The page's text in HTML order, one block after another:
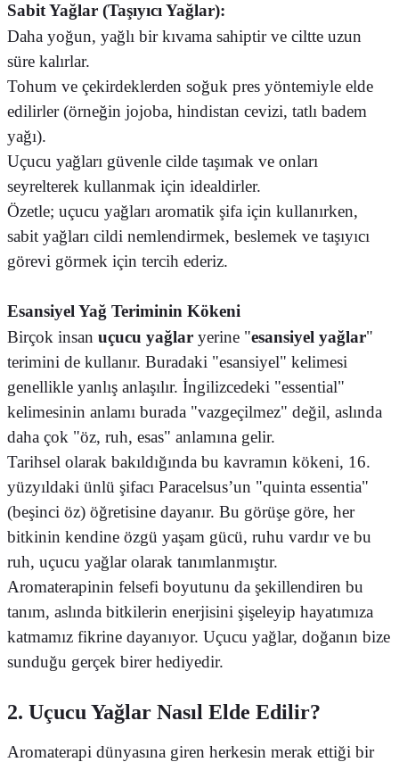
Sabit Yağlar (Taşıyıcı Yağlar):
Daha yoğun, yağlı bir kıvama sahiptir ve ciltte uzun
süre kalırlar.
Tohum ve çekirdeklerden soğuk pres yöntemiyle elde
edilirler (örneğin jojoba, hindistan cevizi, tatlı badem
yağı).
Uçucu yağları güvenle cilde taşımak ve onları
seyrelterek kullanmak için idealdirler.
Özetle; uçucu yağları aromatik şifa için kullanırken,
sabit yağları cildi nemlendirmek, beslemek ve taşıyıcı
görevi görmek için tercih ederiz.
Esansiyel Yağ Teriminin Kökeni
Birçok insan uçucu yağlar yerine "esansiyel yağlar"
terimini de kullanır. Buradaki "esansiyel" kelimesi
genellikle yanlış anlaşılır. İngilizcedeki "essential"
kelimesinin anlamı burada "vazgeçilmez" değil, aslında
daha çok "öz, ruh, esas" anlamına gelir.
Tarihsel olarak bakıldığında bu kavramın kökeni, 16.
yüzyıldaki ünlü şifacı Paracelsus’un "quinta essentia"
(beşinci öz) öğretisine dayanır. Bu görüşe göre, her
bitkinin kendine özgü yaşam gücü, ruhu vardır ve bu
ruh, uçucu yağlar olarak tanımlanmıştır.
Aromaterapinin felsefi boyutunu da şekillendiren bu
tanım, aslında bitkilerin enerjisini şişeleyip hayatımıza
katmamız fikrine dayanıyor. Uçucu yağlar, doğanın bize
sunduğu gerçek birer hediyedir.
2. Uçucu Yağlar Nasıl Elde Edilir?
Aromaterapi dünyasına giren herkesin merak ettiği bir